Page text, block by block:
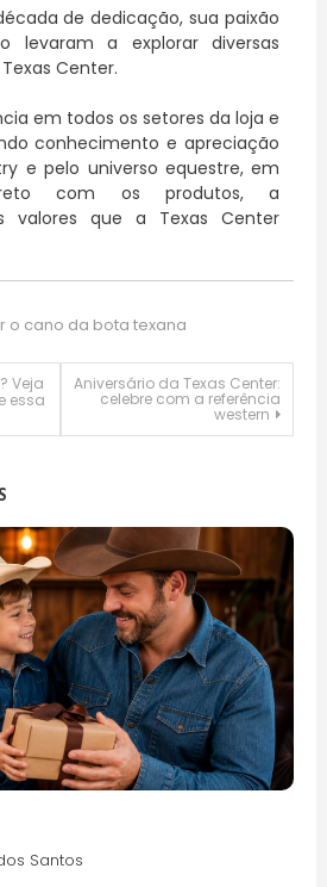
de dedicação, sua paixão
levaram a explorar diversas
Center.
em todos os setores da loja e
conhecimento e apreciação
e pelo universo equestre, em
com os produtos, a
valores que a Texas Center
o cano da bota texana
Veja
essa
Aniversário da Texas Center:
celebre com a referência
western
Santos